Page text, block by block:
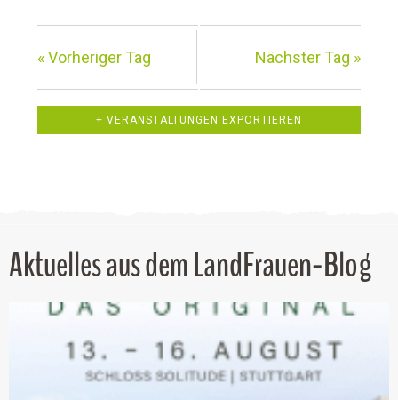
u
n
d
A
i
c
«Vorheriger Tag Nächster Tag »
+ VERANSTALTUNGEN EXPORTIEREN
Aktuelles aus dem LandFrauen-Blog